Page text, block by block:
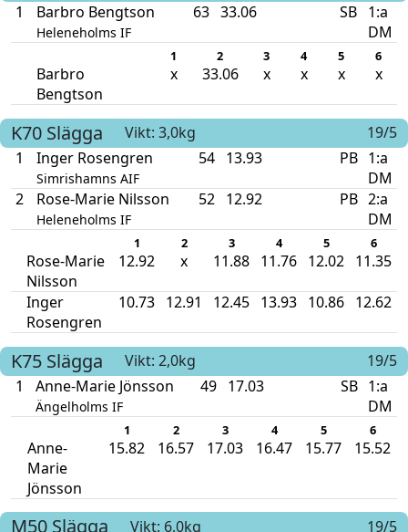
1
Barbro Bengtson
Heleneholms IF
63 33.06 SB
1:a
DM
1 2 3 4 5 6
Barbro
Bengtson
x 33.06 x x x x
K70 Slägga Vikt: 3,0kg
19/5
1
Inger Rosengren
Simrishamns AIF
54 13.93 PB 1:a
DM
2
Rose-Marie Nilsson
Heleneholms IF
52 12.92 PB 2:a
DM
1 2 3 4 5 6
Rose-Marie
Nilsson
12.92 x 11.88 11.76 12.02 11.35
Inger
Rosengren
10.73 12.91 12.45 13.93 10.86 12.62
K75 Slägga Vikt: 2,0kg
19/5
1
Anne-Marie Jönsson
Ängelholms IF
49 17.03 SB 1:a
DM
1 2 3 4 5 6
Anne-
Marie
Jönsson
15.82 16.57 17.03 16.47 15.77 15.52
M50 Slägga Vikt: 6,0kg
19/5